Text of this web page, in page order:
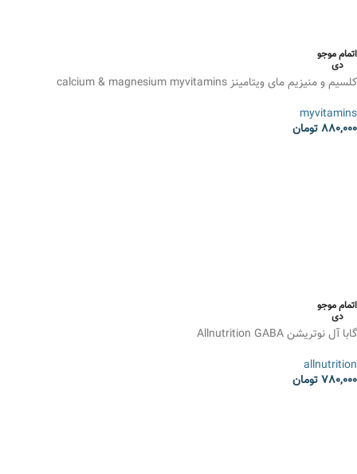
اتمام موجو
دی
کلسیم و منیزیم مای ویتامینز calcium & magnesium myvitamins
myvitamins
880,000تومان
اتمام موجو
دی
گابا آل نوتریشن Allnutrition GABA
allnutrition
780,000تومان